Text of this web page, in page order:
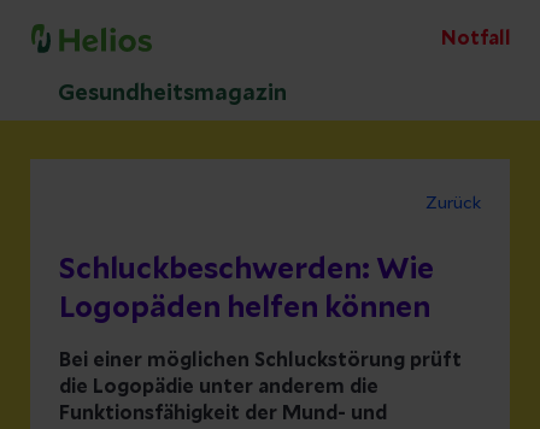
Notfall
Gesundheitsmagazin
Zurück
Schluckbeschwerden: Wie
Logopäden helfen können
Bei einer möglichen Schluckstörung prüft
die Logopädie unter anderem die
Funktionsfähigkeit der Mund- und